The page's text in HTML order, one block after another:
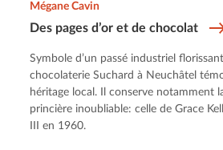
Des pages d’or et de chocolat
Mégane Cavin
Symbole d’un passé industriel
chocolaterie Suchard à Neuchâtel
héritage local. Il conserve notamment
princière inoubliable: celle de Grace
III en 1960.